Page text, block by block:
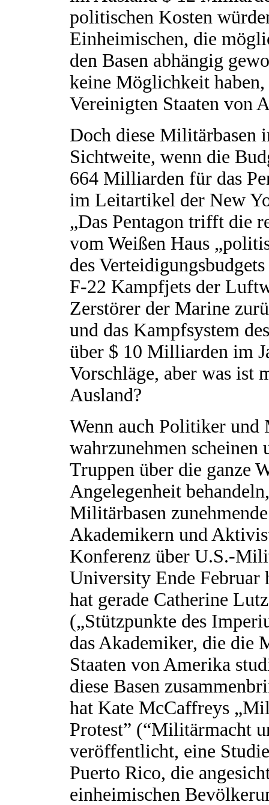
politischen Kosten
Einheimischen, die
den Basen abhängig
keine Möglichkeit
Vereinigten Staaten
Doch diese Militärbasen
Sichtweite, wenn die
664 Milliarden für das
im Leitartikel der New
„Das Pentagon trifft die
vom Weißen Haus
des
F-22 Kampfjets der
Zerstörer der Marine
und das Kampfsystem
über $ 10 Milliarden im
Vorschläge, aber was ist
Ausland?
Wenn auch Politiker und
wahrzunehmen
Truppen über die ganze
Angelegenheit
Militärbasen
Akademikern und
Konferenz über U.S.-
University Ende Februar
hat gerade Catherine
(„Stützpunkte des
das Akademiker, die die
Staaten von Amerika
diese Basen
hat Kate McCaffreys
Protest” (“Militärmacht
veröffentlicht, eine
Puerto Rico, die
einheimischen